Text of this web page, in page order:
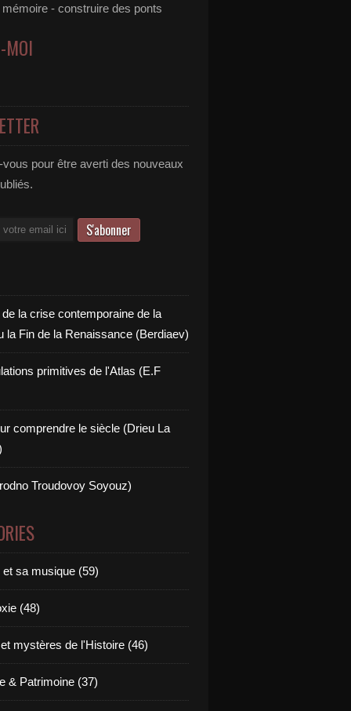
mémoire - construire des ponts
MOI
pour être averti des nouveaux
la crise contemporaine de la
la Fin de la Renaissance (Berdiaev)
primitives de l'Atlas (E.F
comprendre le siècle (Drieu La
Troudovoy Soyouz)
et sa musique (59)
(48)
mystères de l'Histoire (46)
& Patrimoine (37)